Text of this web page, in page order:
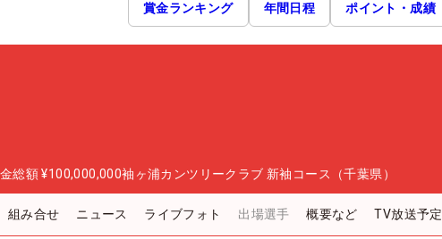
賞金ランキング 年間日程 ポイント・成績
総額 ¥100,000,000袖ヶ浦カンツリークラブ 新袖コース（千葉県）
組み合せ ニュース ライブフォト 出場選手 概要など TV放送予定